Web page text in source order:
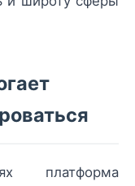
платформа